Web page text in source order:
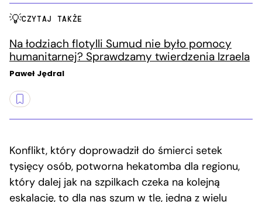
CZYTAJ TAKŻE
Na łodziach flotylli Sumud nie było pomocy
humanitarnej? Sprawdzamy twierdzenia Izraela
Paweł Jędral
Konflikt, który doprowadził do śmierci setek
tysięcy osób, potworna hekatomba dla regionu,
który dalej jak na szpilkach czeka na kolejną
eskalację, to dla nas szum w tle, jedna z wielu